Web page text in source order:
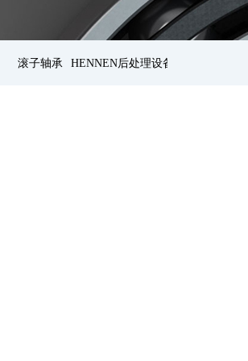
滚子轴承 HENNEN后处理设备